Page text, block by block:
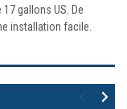
gallons US. De
installation facile.